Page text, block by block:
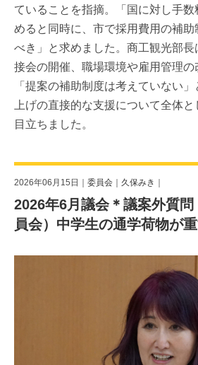
ていることを指摘。「国に対し手
めると同時に、市で採用費用の補助
べき」と求めました。商工観光部
接会の開催、職場環境や雇用管理の
「提案の補助制度は考えていない
上げの直接的な支援について全体
目立ちました。
2026年06月15日｜ 委員会 ｜ 久保みき ｜
2026年6月議会＊議案外質
員会）中学生の通学荷物が